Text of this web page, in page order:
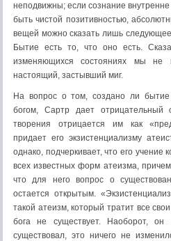
неподвижны; если сознание
быть чистой позитивностью,
вещей можно сказать лишь
Бытие есть то, что оно есть.
изменяющихся состояниях мы
настоящий, застывший миг.
На вопрос о том, создано ли
богом, Сартр дает отрицательный
творения отрицается им как
придает его экзистенциализму
однако, подчеркивает, что его
всех известных форм атеизма,
что для него вопрос о
остается открытым.
такой атеизм, который тратит все
бога не существует. Наоборот,
существовал, это ничего не